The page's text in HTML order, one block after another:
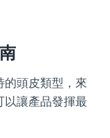
的頭皮類型，來
讓產品發揮最